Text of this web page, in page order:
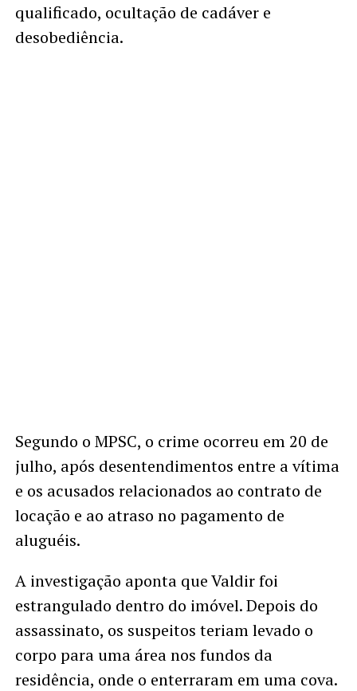
qualificado, ocultação de cadáver e
desobediência.
Segundo o MPSC, o crime ocorreu em 20 de
julho, após desentendimentos entre a vítima
e os acusados relacionados ao contrato de
locação e ao atraso no pagamento de
aluguéis.
A investigação aponta que Valdir foi
estrangulado dentro do imóvel. Depois do
assassinato, os suspeitos teriam levado o
corpo para uma área nos fundos da
residência, onde o enterraram em uma cova.